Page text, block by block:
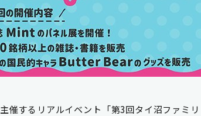
主催する リアルイベント 「第3回タイ沼ファミ